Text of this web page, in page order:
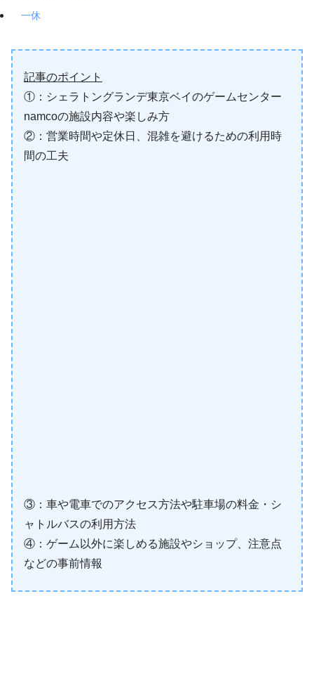
一休
記事のポイント
①：シェラトングランデ東京ベイのゲームセンター
namcoの施設内容や楽しみ方
②：営業時間や定休日、混雑を避けるための利用時
間の工夫
③：車や電車でのアクセス方法や駐車場の料金・シ
ャトルバスの利用方法
④：ゲーム以外に楽しめる施設やショップ、注意点
などの事前情報